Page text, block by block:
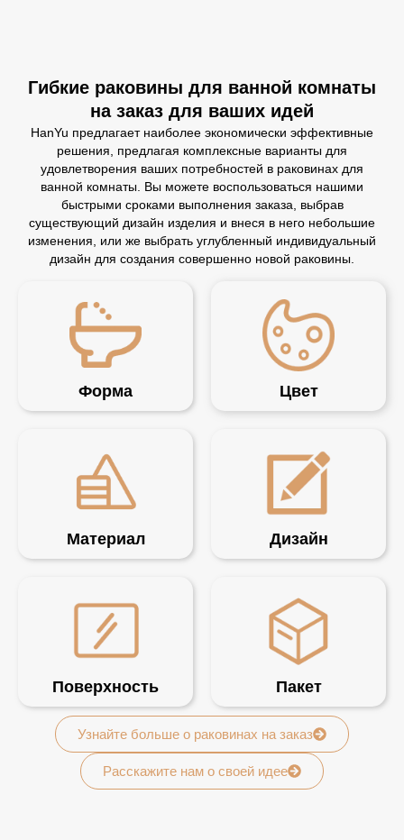
Гибкие раковины для ванной комнаты
на заказ для ваших идей
HanYu предлагает наиболее экономически эффективные
решения, предлагая комплексные варианты для
удовлетворения ваших потребностей в раковинах для
ванной комнаты. Вы можете воспользоваться нашими
быстрыми сроками выполнения заказа, выбрав
существующий дизайн изделия и внеся в него небольшие
изменения, или же выбрать углубленный индивидуальный
дизайн для создания совершенно новой раковины.
Форма Цвет
Материал Дизайн
Поверхность Пакет
Узнайте больше о раковинах на заказ
Расскажите нам о своей идее